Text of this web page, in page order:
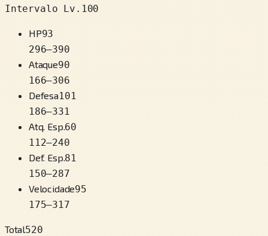
Intervalo Lv.100
HP93
296–390
Ataque90
166–306
Defesa101
186–331
Atq. Esp.60
112–240
Def. Esp.81
150–287
Velocidade95
175–317
Total520